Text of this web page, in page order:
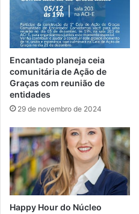
Encantado planeja ceia
comunitária de Ação de
Graças com reunião de
entidades
29 de novembro de 2024
Happy Hour do Núcleo